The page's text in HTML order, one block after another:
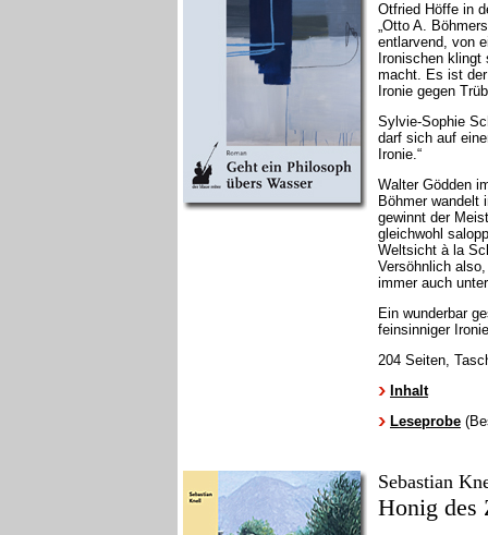
Otfried Höffe in
„Otto A.
entlarvend, von
Ironischen
macht. Es ist
Ironie gegen
Sylvie-Sophie
darf sich auf
Ironie.“
Walter Gödden
Böhmer wandelt
gewinnt der
gleichwohl
Weltsicht à la
Versöhnlich
immer auch
Ein wunderbar
feinsinniger
204 Seiten,
Inhalt
Leseprobe
Sebastian
Honig des